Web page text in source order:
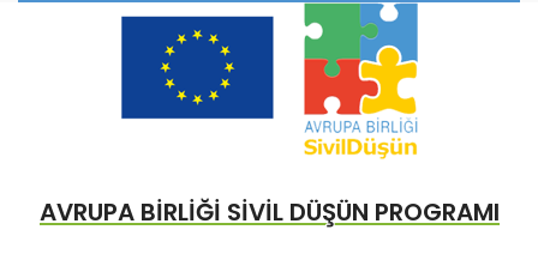
AVRUPA BİRLİĞİ SİVİL DÜŞÜN PROGRAMI